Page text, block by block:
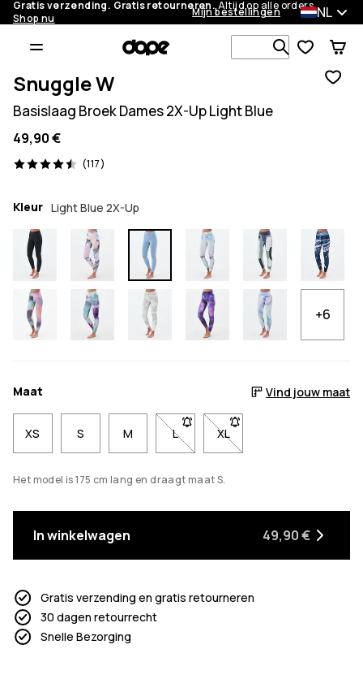
Gratis verzending. Gratis retourneren.Altijd op alle orders.
Shop nu
Mijn bestellingen NL
Zoek in 1
Snuggle W
Basislaag Broek Dames 2X-Up Light Blue
49,90 €
(117)
117 beoordelingen, 4.5/5
Kleur Light Blue 2X-Up
+6
Maat Vind jouw maat
XS S M L- Maat L niet beschikbaar. Klik
XL- Maat XL niet
Het model is 175 cm lang en draagt maat S.
In winkelwagen 49,90 €
Gratis verzending en gratis retourneren
30 dagen retourrecht
Snelle Bezorging